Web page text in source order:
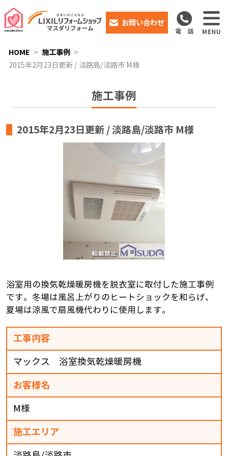
お問い合わせ
HOME
施工事例
2015年2月23日更新 / 淡路島/淡路市 M様
施工事例
2015年2月23日更新 / 淡路島/淡路市 M様
浴室用の換気乾燥暖房機を脱衣室に取付した施工事例
です。冬場は風呂上がりのヒートショックを和らげ、
夏場は涼風で扇風機代わりに使用します。
工事内容
マックス 浴室換気乾燥暖房機
お客様名
M様
施工エリア